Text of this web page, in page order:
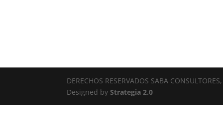
DERECHOS RESERVADOS SABA
Designed byStrategia 2.0